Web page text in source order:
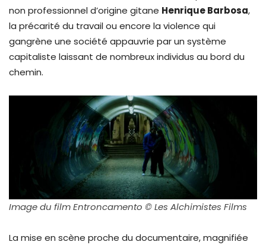
non professionnel d’origine gitane Henrique Barbosa,
la précarité du travail ou encore la violence qui
gangrène une société appauvrie par un système
capitaliste laissant de nombreux individus au bord du
chemin.
Image du film Entroncamento © Les Alchimistes Films
La mise en scène proche du documentaire, magnifiée